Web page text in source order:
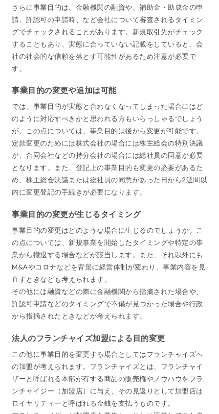
さらに事業目的は、金融機関の融資や、補助金・助成金の申
請、許認可の申請時、など会社について審査されるタイミン
グでチェックされることがあります。新規取引先がチェック
することもあり、実態に合っていない記載をしていると、会
社の社会的な信頼を落とす可能性があるため注意が必要で
す。
事業目的の変更や追加は可能
では、事業目的が実態と合わなくなってしまった場合にはど
のように対応すべきかと思われる方もいらっしゃるでしょう
が、この点については、事業目的は後から変更が可能です。
定款変更のためには株式会社の場合には株主総会の特別決議
が、合同会社などの持分会社の場合には総社員の同意が必要
となります。また、登記上の事業目的も変更の必要があるた
め、株主総会決議または総社員の同意があった日から2週間以
内に変更登記の手続きが必要になります。
事業目的の変更が生じるタイミング
事業目的の変更はどのような場合に生じるのでしょうか。こ
の点については、新規事業を開始したタイミングや特定の事
業から撤退する場合などが該当します。また、それ以外にも
M&Aやコロナなどを背景に経営体制が変わり、事業内容を見
直すときなども考えられます。
その他には融資などの際に金融機関から指摘された場合や、
許認可申請などのタイミングで不備が見つかった場合や行政
から指摘されたときなどが考えられます。
法人のフランチャイズ加盟による目的変更
この他に事業目的を変更する場合としてはフランチャイズへ
の加盟が考えられます。フランチャイズとは、フランチャイ
ザーと呼ばれる本部が有する商品の販売権やノウハウをフラ
ンチャイジー（加盟店）に与え、その見返りとして加盟店は
ロイヤリティーと呼ばれる金銭を支払うものです。